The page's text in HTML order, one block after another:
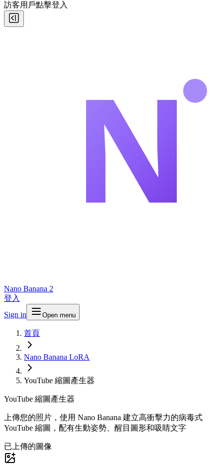
訪客用戶點擊登入
Nano Banana 2
登入
Sign in
Open menu
首頁
Nano Banana LoRA
YouTube 縮圖產生器
YouTube 縮圖產生器
上傳您的照片，使用 Nano Banana 建立高衝擊力的病毒式
YouTube 縮圖，配有生動姿勢、醒目圖形和吸睛文字
已上傳的圖像